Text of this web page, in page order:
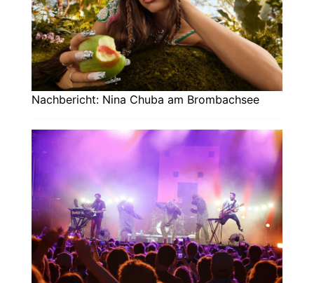
Nachbericht: Nina Chuba am Brombachsee